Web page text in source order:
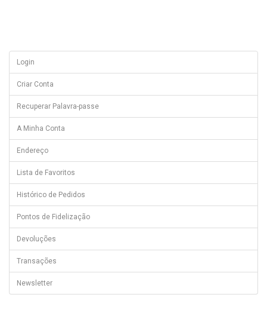
Login
Criar Conta
Recuperar Palavra-passe
A Minha Conta
Endereço
Lista de Favoritos
Histórico de Pedidos
Pontos de Fidelização
Devoluções
Transações
Newsletter